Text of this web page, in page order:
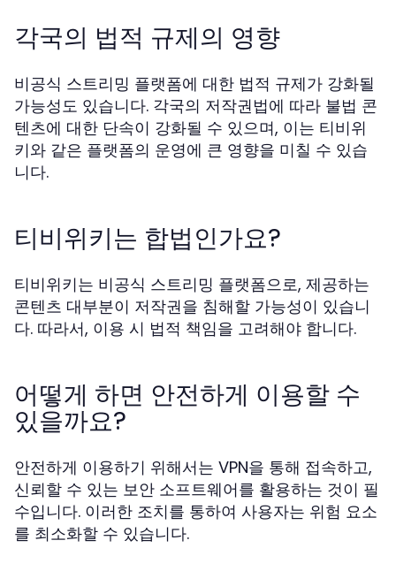
각국의 법적 규제의 영향
비공식 스트리밍 플랫폼에 대한 법적 규제가 강화될
가능성도 있습니다. 각국의 저작권법에 따라 불법 콘
텐츠에 대한 단속이 강화될 수 있으며, 이는 티비위
키와 같은 플랫폼의 운영에 큰 영향을 미칠 수 있습
니다.
티비위키는 합법인가요?
티비위키는 비공식 스트리밍 플랫폼으로, 제공하는
콘텐츠 대부분이 저작권을 침해할 가능성이 있습니
다. 따라서, 이용 시 법적 책임을 고려해야 합니다.
어떻게 하면 안전하게 이용할 수
있을까요?
안전하게 이용하기 위해서는 VPN을 통해 접속하고,
신뢰할 수 있는 보안 소프트웨어를 활용하는 것이 필
수입니다. 이러한 조치를 통하여 사용자는 위험 요소
를 최소화할 수 있습니다.